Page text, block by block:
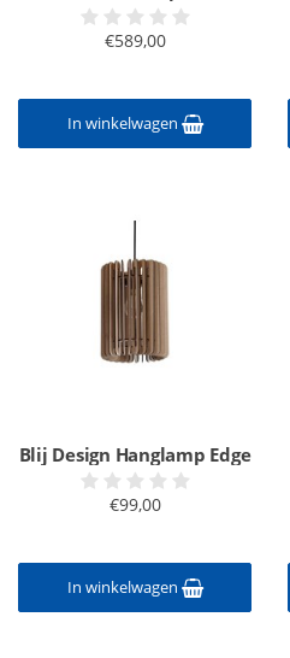
€589,00
In winkelwagen
Blij Design Hanglamp Edge
€99,00
In winkelwagen